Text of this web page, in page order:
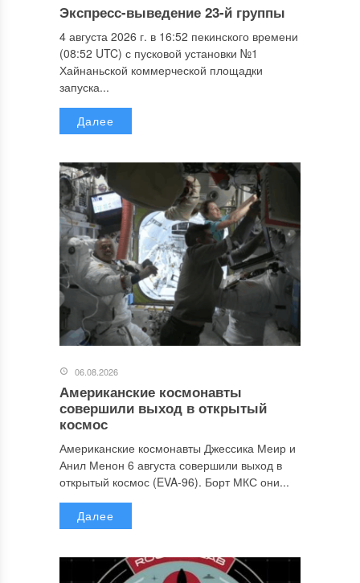
Экспресс-выведение 23-й группы
4 августа 2026 г. в 16:52 пекинского времени
(08:52 UTC) с пусковой установки №1
Хайнаньской коммерческой площадки
запуска...
Далее
06.08.2026
Американские космонавты
совершили выход в открытый
космос
Американские космонавты Джессика Меир и
Анил Менон 6 августа совершили выход в
открытый космос (EVA-96). Борт МКС они...
Далее